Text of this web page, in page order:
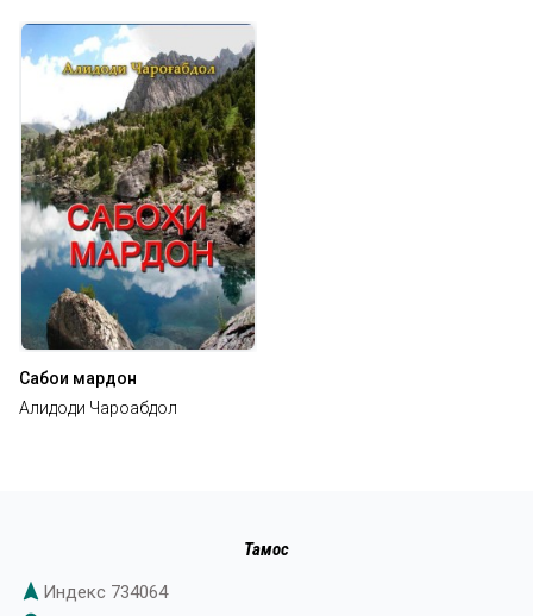
Сабоҳи мардон
Алидоди Чароғабдол
Тамос
navigation Индекс 734064